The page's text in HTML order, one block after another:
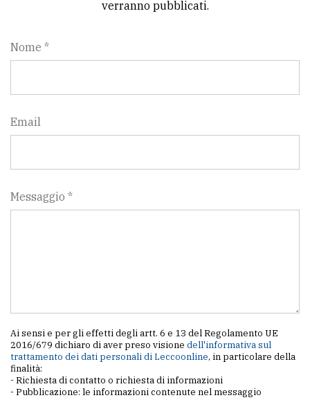
verranno pubblicati.
Nome *
Email
Messaggio *
Ai sensi e per gli effetti degli artt. 6 e 13 del Regolamento UE
2016/679 dichiaro di aver preso visione dell'informativa sul
trattamento dei dati personali di Leccoonline, in particolare della
finalità:
- Richiesta di contatto o richiesta di informazioni
- Pubblicazione: le informazioni contenute nel messaggio